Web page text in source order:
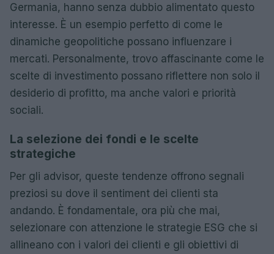
Germania, hanno senza dubbio alimentato questo
interesse. È un esempio perfetto di come le
dinamiche geopolitiche possano influenzare i
mercati. Personalmente, trovo affascinante come le
scelte di investimento possano riflettere non solo il
desiderio di profitto, ma anche valori e priorità
sociali.
La selezione dei fondi e le scelte
strategiche
Per gli advisor, queste tendenze offrono segnali
preziosi su dove il sentiment dei clienti sta
andando. È fondamentale, ora più che mai,
selezionare con attenzione le strategie ESG che si
allineano con i valori dei clienti e gli obiettivi di